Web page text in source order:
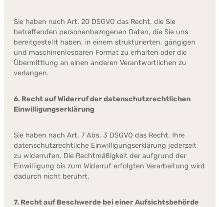
Sie haben nach Art. 20 DSGVO das Recht, die Sie
betreffenden personenbezogenen Daten, die Sie uns
bereitgestellt haben, in einem strukturierten, gängigen
und maschinenlesbaren Format zu erhalten oder die
Übermittlung an einen anderen Verantwortlichen zu
verlangen.
6. Recht auf Widerruf der datenschutzrechtlichen
Einwilligungserklärung
Sie haben nach Art. 7 Abs. 3 DSGVO das Recht, Ihre
datenschutzrechtliche Einwilligungserklärung jederzeit
zu widerrufen. Die Rechtmäßigkeit der aufgrund der
Einwilligung bis zum Widerruf erfolgten Verarbeitung wird
dadurch nicht berührt.
7. Recht auf Beschwerde bei einer Aufsichtsbehörde